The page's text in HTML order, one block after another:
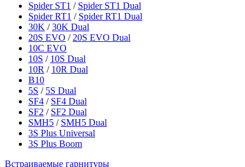
Spider ST1 / Spider ST1 Dual
Spider RT1 / Spider RT1 Dual
30K /30K Dual
20S EVO / 20S EVO Dual
10C EVO
10S / 10S Dual
10R / 10R Dual
B10
5S / 5S Dual
SF4 / SF4 Dual
SF2 / SF2 Dual
SMH5 / SMH5 Dual
3S Plus Universal
3S Plus Boom
Встраиваемые гарнитуры